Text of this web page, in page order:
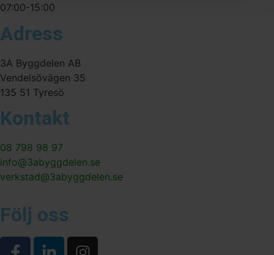
07:00-15:00
Adress
3A Byggdelen AB
Vendelsövägen 35
135 51 Tyresö
Kontakt
08 798 98 97
info@3abyggdelen.se
verkstad@3abyggdelen.se
Följ oss